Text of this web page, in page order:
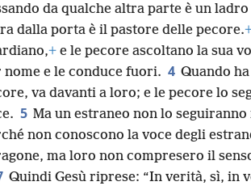
da qualche altra parte è un
dalla porta è il pastore delle pecore.
+ e le pecore ascoltano la sua
nome e le conduce fuori. 4 Quando
va davanti a loro; e le pecore lo
5 Ma un estraneo non lo
non conoscono la voce degli
ma loro non compresero il
Quindi Gesù riprese: “In verità, sì, in